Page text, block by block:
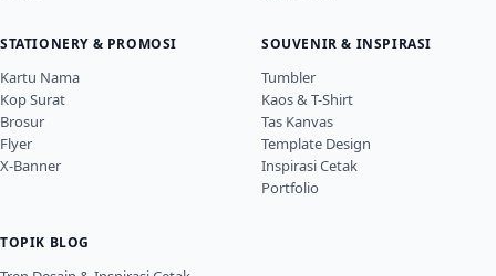
STATIONERY & PROMOSI
Kartu Nama
Kop Surat
Brosur
Flyer
X-Banner
SOUVENIR & INSPIRASI
Tumbler
Kaos & T-Shirt
Tas Kanvas
Template Design
Inspirasi Cetak
Portfolio
TOPIK BLOG